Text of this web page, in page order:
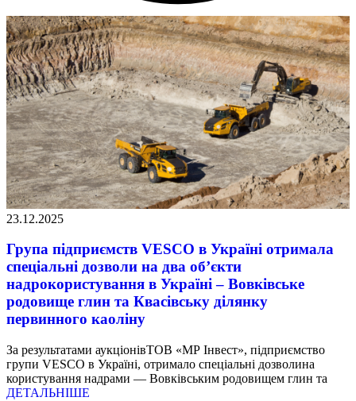
23.12.2025
Група підприємств VESCO в Україні отримала
спеціальні дозволи на два об’єкти
надрокористування в Україні – Вовківське
родовище глин та Квасівську ділянку
первинного каоліну
За результатами аукціонівТОВ «МР Інвест», підприємство
групи VESCO в Україні, отримало спеціальні дозволина
користування надрами — Вовківським родовищем глин та
ДЕТАЛЬНІШЕ